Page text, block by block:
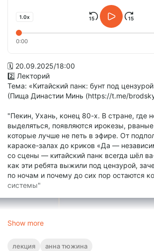
1.0x
0:00
🗓 20.09.2025/18:00
2️⃣ Лекторий
Тема: «Китайский панк: бунт под
(Пища Династии Минь (https://t.me/
"Пекин, Ухань, конец 80-х. В стране, где
выделяться, появляются ирокезы,
которые лучше не петь в эфире. От
караоке-залах до криков «Да —
со сцены — китайский панк всегда шёл
как эти ребята выжили под цензурой,
по ночам и почему до сих пор остаются
системы"
Show more
лекция анна тюжина